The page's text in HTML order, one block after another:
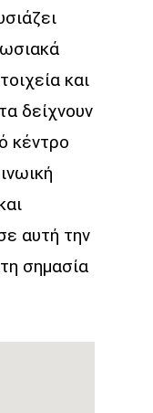
και
δείχνουν
κέντρο
αυτή την
σημασία